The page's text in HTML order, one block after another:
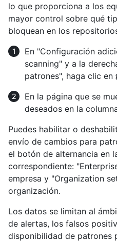
lo que proporciona a los
mayor control sobre qué
bloquean en los
En "Configuración
scanning" y a la
patrones", haga clic en
En la página que se
deseados en la
Puedes habilitar o
envío de cambios para
el botón de alternancia en
correspondiente:
empresa y "Organization
organización.
Los datos se limitan al
de alertas, los falsos
disponibilidad de patrones